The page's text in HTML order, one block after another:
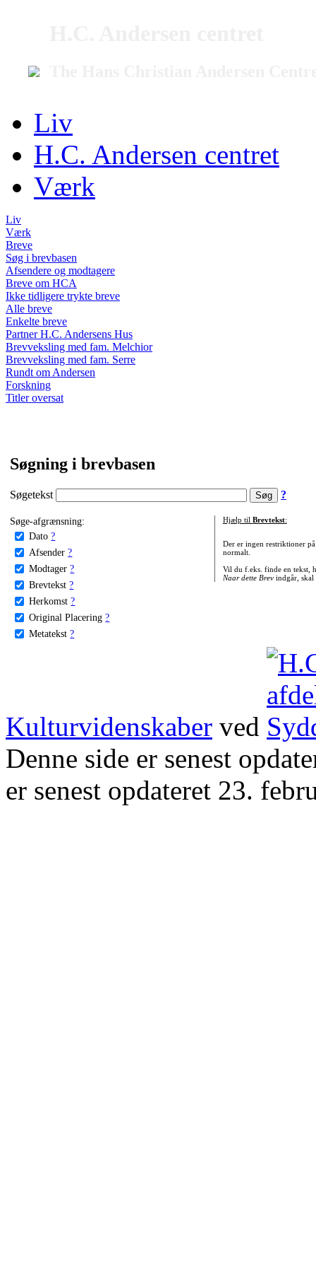
Liv
H.C. Andersen centret
Værk
Liv
Værk
Breve
Søg i brevbasen
Afsendere og modtagere
Breve om HCA
Ikke tidligere trykte breve
Alle breve
Enkelte breve
Partner H.C. Andersens Hus
Brevveksling med fam. Melchior
Brevveksling med fam. Serre
Rundt om Andersen
Forskning
Titler oversat
Søgning i brevbasen
Søgetekst ?
Søge-afgrænsning:
Dato ?
Afsender ?
Modtager ?
Brevtekst ?
Herkomst ?
Original Placering ?
Metatekst ?
Hjælp til Brevtekst:
Der er ingen restriktioner
normalt.
Vil du f.eks. finde en tekst,
Naar dette Brevindgår, skal
Kulturvidenskaber ved
Denne side er senest
er senest opdateret 23.